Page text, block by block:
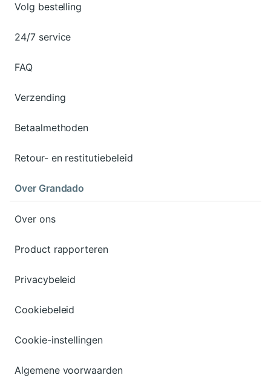
Volg bestelling
24/7 service
FAQ
Verzending
Betaalmethoden
Retour- en restitutiebeleid
Over Grandado
Over ons
Product rapporteren
Privacybeleid
Cookiebeleid
Cookie-instellingen
Algemene voorwaarden